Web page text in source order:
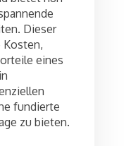
Dieser
eines
fundierte
zu bieten.